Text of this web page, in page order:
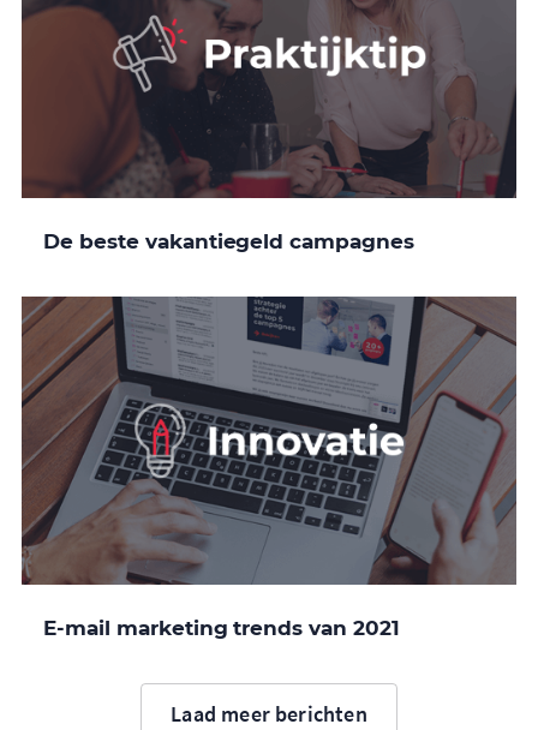
De beste vakantiegeld campagnes
E-mail marketing trends van 2021
Laad meer berichten